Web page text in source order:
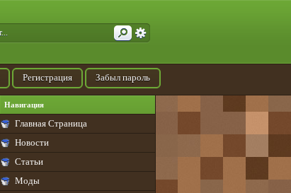
Регистрация Забыл пароль
Навигация
Главная Страница
Новости
Статьи
Моды